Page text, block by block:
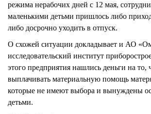
режима нерабочих дней с 12 мая,
маленькими детьми пришлось либо
либо досрочно уходить в отпуск.
О схожей ситуации докладывает и АО
исследовательский институт
этого предприятия нашлись деньги на то,
выплачивать материальную помощь
которые не имеют выбора и вынуждены
детьми.